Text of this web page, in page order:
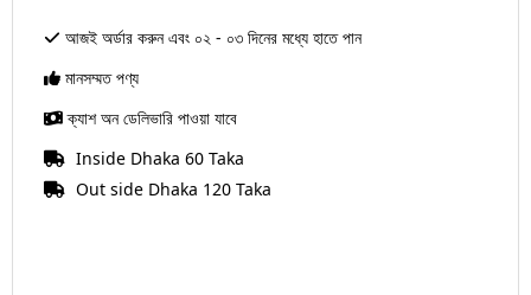
আজই অর্ডার করুন এবং ০২ - ০৩ দিনের মধ্যে হাতে পান
মানসম্মত পণ্য
ক্যাশ অন ডেলিভারি পাওয়া যাবে
Inside Dhaka 60 Taka
Out side Dhaka 120 Taka